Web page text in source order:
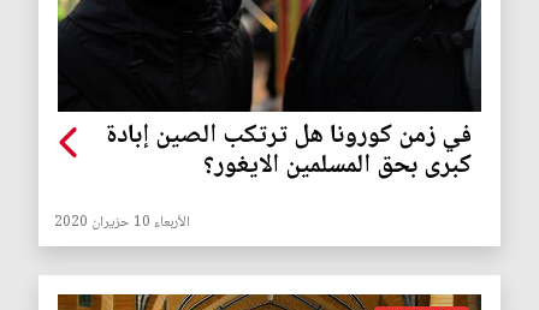
في زمن كورونا هل ترتكب الصين إبادة
كبرى بحق المسلمين الايغور؟
الأربعاء 10 حزيران 2020